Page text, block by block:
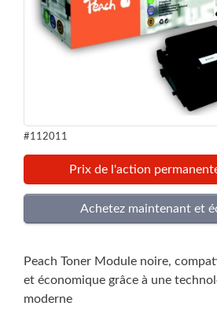
#112011
Prix de l'action
Peach Toner Module noire,
et économique grâce à une
moderne